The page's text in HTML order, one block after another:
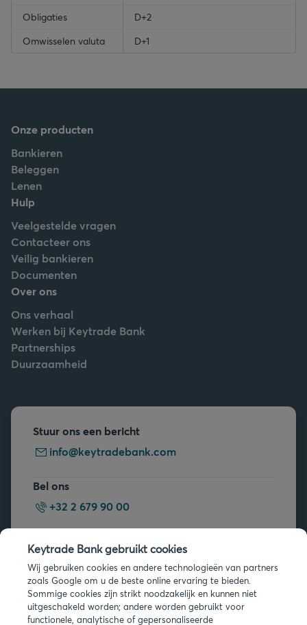
Obligaties
D+2
Omwisselen valuta
D+1
Onze producten
Bankieren
Beleggen
Lenen
Hulp
Veelgestelde vragen
Contacteer ons
Veilig bankieren
Documenten
Over ons
Ons verhaal
Werken bij Keytrade Bank
Partnerships
Duurzaamheid
Stuur ons een bericht
info@keytradebank.com
Bel ons
+32 2 679 90 00
Veelgestelde vragen
Keytrade Bank gebruikt cookies
Wij gebruiken cookies en andere technologieën van partners
zoals Google om u de beste online ervaring te bieden.
Sommige cookies zijn strikt noodzakelijk en kunnen niet
uitgeschakeld worden; andere worden gebruikt voor
functionele, analytische of gepersonaliseerde